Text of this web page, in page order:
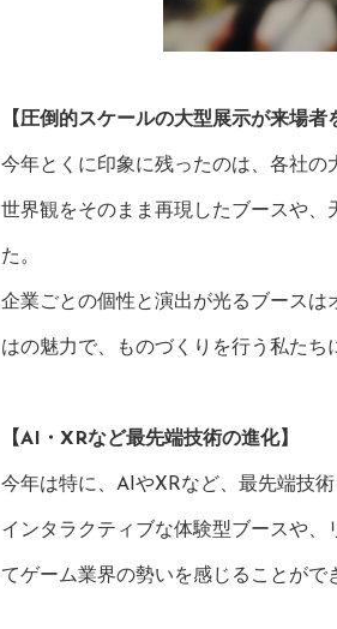
【圧倒的スケールの大型展示が来場者
今年とくに印象に残ったのは、各社
世界観をそのまま再現したブースや
た。
企業ごとの個性と演出が光るブース
はの魅力で、ものづくりを行う私たち
【AI・XRなど最先端技術の進化】
今年は特に、AIやXRなど、最先端技
インタラクティブな体験型ブースや
てゲーム業界の勢いを感じることがで